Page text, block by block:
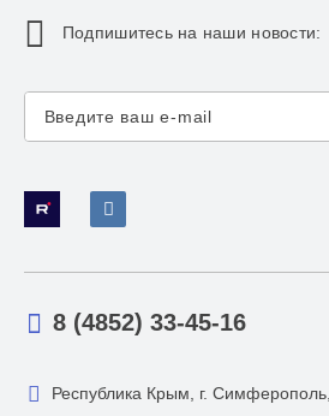
Подпишитесь на наши новости:
8 (4852) 33-45-16
Республика Крым, г.